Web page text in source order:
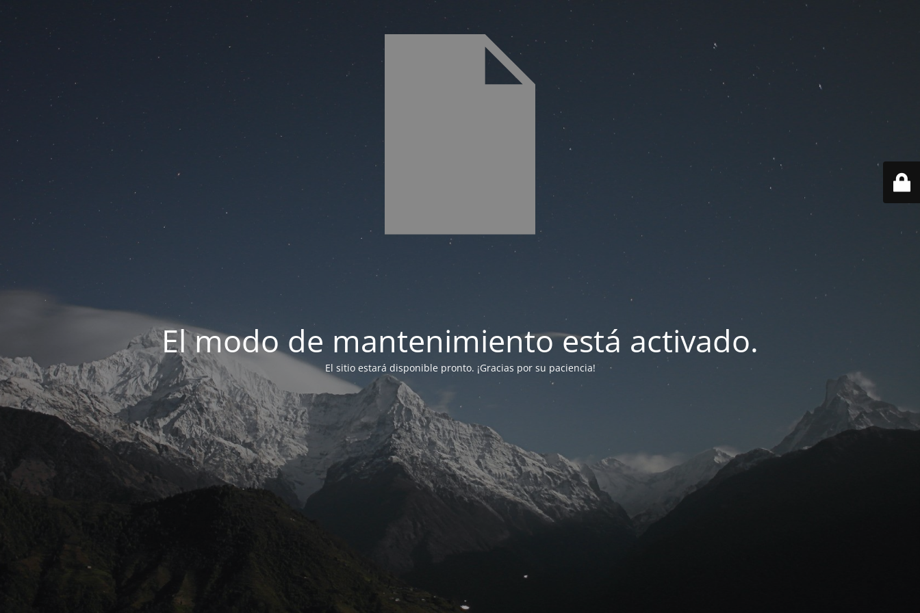
El modo de mantenimiento está activado.
El sitio estará disponible pronto. ¡Gracias por su paciencia!